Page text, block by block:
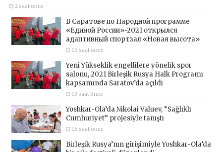
2 saat önce
В Саратове по Народной программе
«Единой России»-2021 открылся
адаптивный спортзал «Новая высота»
10 saat önce
Yeni Yükseklik engellilere yönelik spor
salonu, 2021 Birleşik Rusya Halk Programı
kapsamında Saratov’da açıldı
13 saat önce
Yoshkar-Ola’da Nikolai Valuev, “Sağlıklı
Cumhuriyet” projesiyle tanıştı
16 saat önce
Birleşik Rusya’nın girişimiyle Yoshkar-Ola’da